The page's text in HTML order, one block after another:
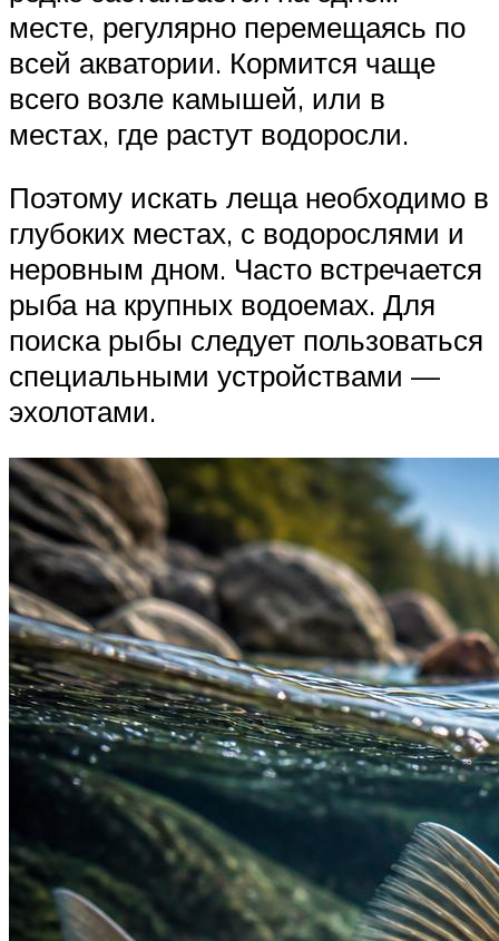
месте, регулярно перемещаясь по
всей акватории. Кормится чаще
всего возле камышей, или в
местах, где растут водоросли.
Поэтому искать леща необходимо в
глубоких местах, с водорослями и
неровным дном. Часто встречается
рыба на крупных водоемах. Для
поиска рыбы следует пользоваться
специальными устройствами —
эхолотами.